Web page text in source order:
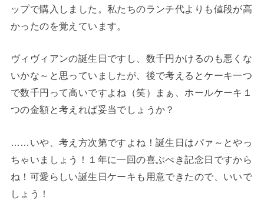
ップで購入しました。私たちのランチ代よりも値段が高
かったのを覚えています。
ヴィヴィアンの誕生日ですし、数千円かけるのも悪くな
いかな～と思っていましたが、後で考えるとケーキ一つ
で数千円って高いですよね（笑）まぁ、ホールケーキ１
つの金額と考えれば妥当でしょうか？
……いや、考え方次第ですよね！誕生日はパァ～とやっ
ちゃいましょう！１年に一回の喜ぶべき記念日ですから
ね！可愛らしい誕生日ケーキも用意できたので、いいで
しょう！